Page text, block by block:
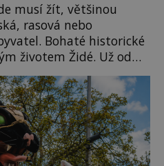
musí žít, většinou
rasová nebo
Bohaté historické
životem Židé. Už od
chvíli nuceni v
patří i římské
Pokud jde o vztah
chlubit. […]